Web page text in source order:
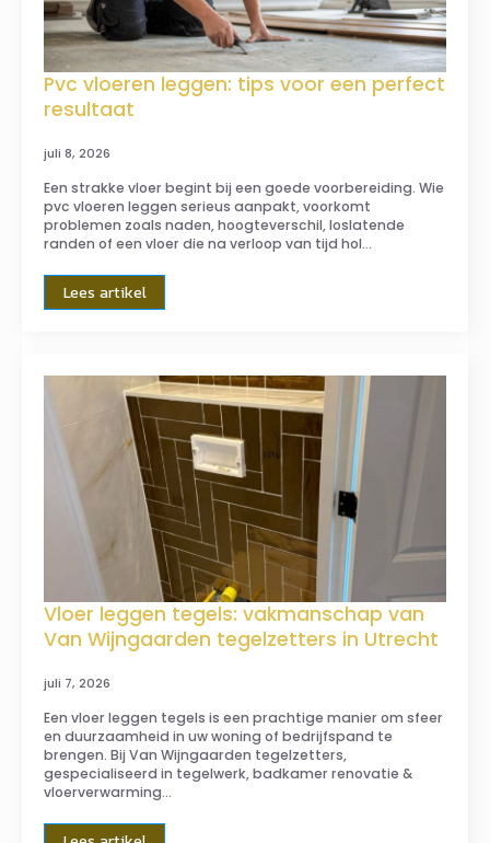
Pvc vloeren leggen: tips voor een perfect
resultaat
juli 8, 2026
Een strakke vloer begint bij een goede voorbereiding. Wie
pvc vloeren leggen serieus aanpakt, voorkomt
problemen zoals naden, hoogteverschil, loslatende
randen of een vloer die na verloop van tijd hol…
Lees artikel
Vloer leggen tegels: vakmanschap van
Van Wijngaarden tegelzetters in Utrecht
juli 7, 2026
Een vloer leggen tegels is een prachtige manier om sfeer
en duurzaamheid in uw woning of bedrijfspand te
brengen. Bij Van Wijngaarden tegelzetters,
gespecialiseerd in tegelwerk, badkamer renovatie &
vloerverwarming…